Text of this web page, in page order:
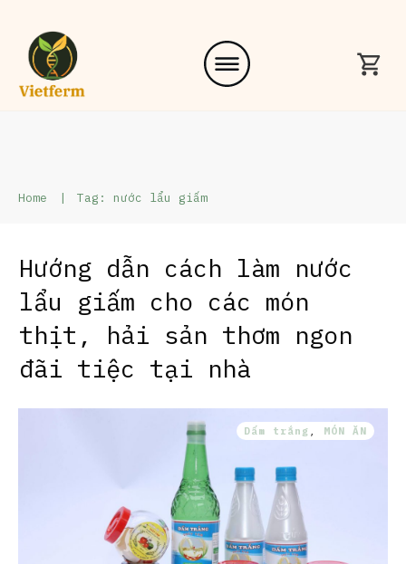
Home | Tag: nước lẩu giấm
Hướng dẫn cách làm nước
lẩu giấm cho các món
thịt, hải sản thơm ngon
đãi tiệc tại nhà
Dấm trắng MÓN ĂN